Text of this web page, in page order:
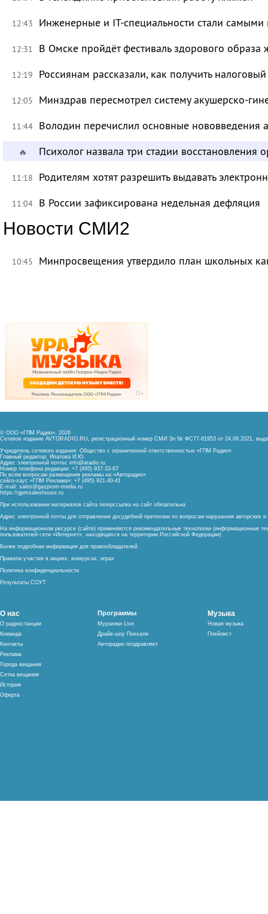
12:43 Инженерные и IT-специальности стали
12:31 В Омске пройдёт фестиваль здорового
12:19 Россиянам рассказали, как получить
12:05 Минздрав пересмотрел систему акушерско-
11:44 Володин перечислил основные нововведения
🔥 Психолог назвала три стадии восстановления
11:18 Родителям хотят разрешить выдавать
11:04 В России зафиксирована недельная дефляция
Новости СМИ2
10:45 Минпросвещения утвердило план школьных
© ООО «ГПМ Радио», 2026
Сетевое издание AVTORADIO.RU, регистрационный номер СМИ Эл № ФС77-81953 от 24.09.2021,
Учредитель сетевого издания: Общество с ограниченной ответственностью «ГПМ Радио»
Главный редактор: Ипатова И.Ю.
Адрес электронной почты: info@aradio.ru
Номер телефона редакции: +7 (495) 937-33-67
По всем вопросам размещения рекламы на «Авторадио»
сейлз-хаус «ГПМ Реклама»: +7 (495) 921-40-41
E-mail: sales@gazprom-media.ru
https://gpmsaleshouse.ru
При использовании материалов сайта гиперссылка на сайт обязательна
Адрес электронной почты для отправления досудебной претензии по вопросам нарушения авторских
На информационном ресурсе (сайте) применяются рекомендательные технологии (информационные
пользователей сети «Интернет», находящихся на территории Российской Федерации)
Более подробная информация для правообладателей
Правила участия в акциях, конкурсах, играх
Политика конфиденциальности
Результаты СОУТ
О нас
О радиостанции
Команда
Контакты
Реклама
Города вещания
Сетка вещания
История
Оферта
Программы
Мурзилки Live
Драйв-шоу Поехали
Авторадио поздравляет
Музыка
Новая музыка
Плейлист